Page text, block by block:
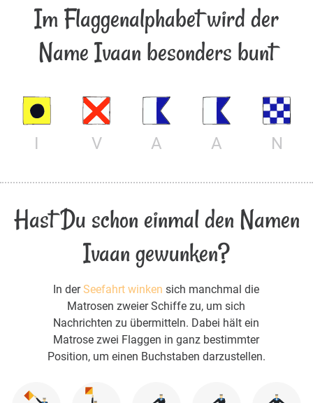
Im Flaggenalphabet wird der
Name Ivaan besonders bunt
I V A A N
Hast Du schon einmal den Namen
Ivaan gewunken?
In derSeefahrt winken sich manchmal die
Matrosen zweier Schiffe zu, um sich
Nachrichten zu übermitteln. Dabei hält ein
Matrose zwei Flaggen in ganz bestimmter
Position, um einen Buchstaben darzustellen.